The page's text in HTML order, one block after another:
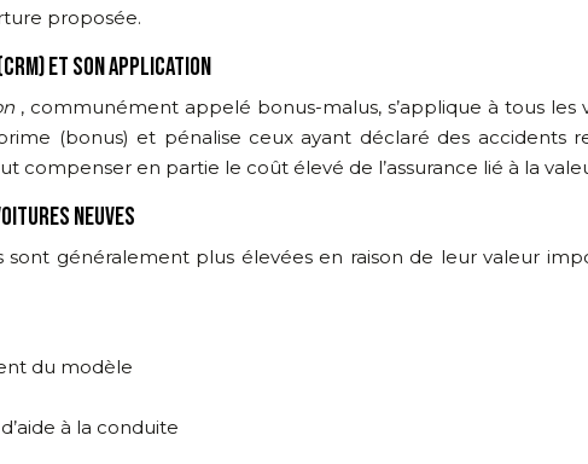
proposée.
ET SON APPLICATION
, communément appelé bonus-malus, s’applique à tous
(bonus) et pénalise ceux ayant déclaré des accidents
compenser en partie le coût élevé de l’assurance lié à la
NEUVES
sont généralement plus élevées en raison de leur valeur
du modèle
à la conduite